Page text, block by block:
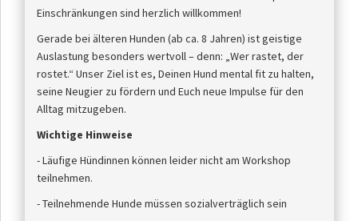
Einschränkungen sind herzlich willkommen!
Gerade bei älteren Hunden (ab ca. 8 Jahren) ist geistige
Auslastung besonders wertvoll – denn: „Wer rastet, der
rostet.“ Unser Ziel ist es, Deinen Hund mental fit zu halten,
seine Neugier zu fördern und Euch neue Impulse für den
Alltag mitzugeben.
Wichtige Hinweise
- Läufige Hündinnen können leider nicht am Workshop
teilnehmen.
- Teilnehmende Hunde müssen sozialverträglich sein